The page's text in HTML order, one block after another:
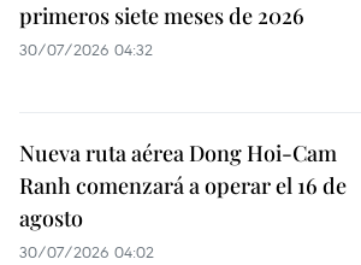
primeros siete meses de 2026
30/07/2026 04:32
Nueva ruta aérea Dong Hoi-Cam
Ranh comenzará a operar el 16 de
agosto
30/07/2026 04:02